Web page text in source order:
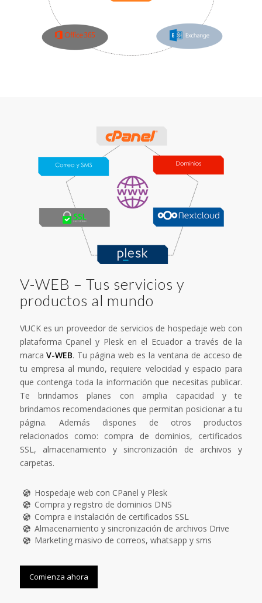
V-WEB – Tus servicios y
productos al mundo
VUCK es un proveedor de servicios de hospedaje web con
plataforma Cpanel y Plesk en el Ecuador a través de la
marcaV-WEB. Tu página web es la ventana de acceso de
tu empresa al mundo, requiere velocidad y espacio para
que contenga toda la información que necesitas publicar.
Te brindamos planes con amplia capacidad y te
brindamos recomendaciones que permitan posicionar a tu
página. Además dispones de otros productos
relacionados como: compra de dominios, certificados
SSL, almacenamiento y sincronización de archivos y
carpetas.
Hospedaje web con CPanel y Plesk
Compra y registro de dominios DNS
Compra e instalación de certificados SSL
Almacenamiento y sincronización de archivos Drive
Marketing masivo de correos, whatsapp y sms
Comienza ahora